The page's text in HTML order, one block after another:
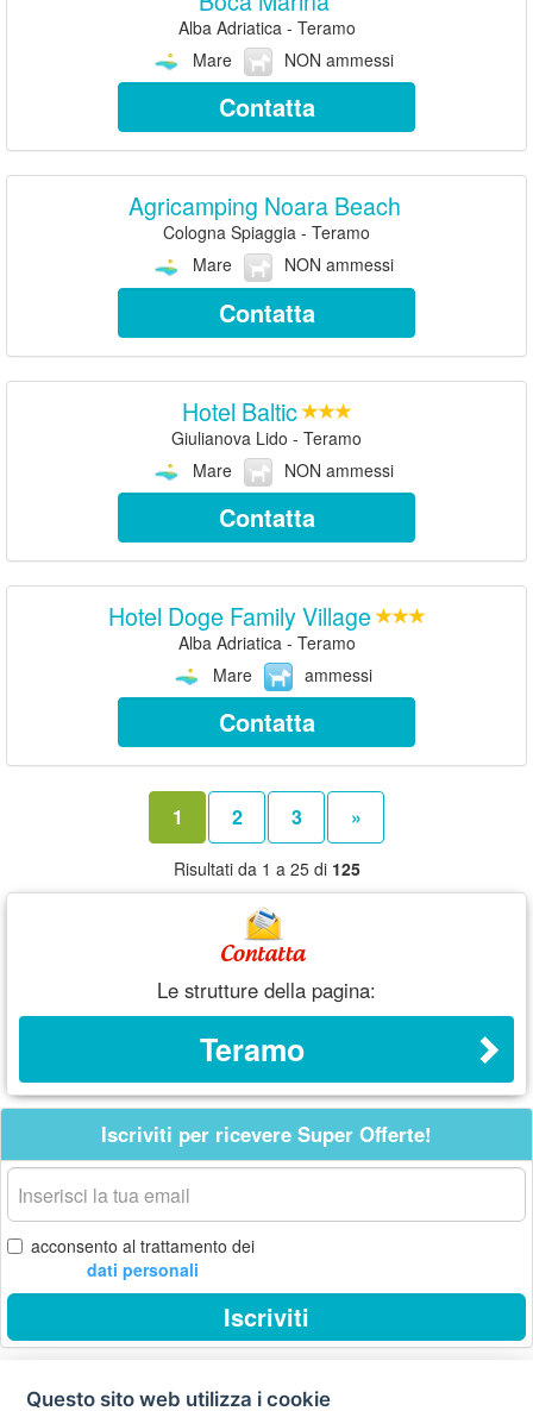
Alba Adriatica - Teramo
Mare
NON ammessi
Contatta
Agricamping Noara Beach
Cologna Spiaggia - Teramo
Mare
NON ammessi
Contatta
Hotel Baltic
Giulianova Lido - Teramo
Mare
NON ammessi
Contatta
Hotel Doge Family Village
Alba Adriatica - Teramo
Mare
ammessi
Contatta
1 2 3 »
Risultati da 1 a 25 di 125
Le strutture della pagina:
Teramo
Iscriviti per ricevere Super Offerte!
La
tua
email
acconsento al trattamento dei
dati personali
Iscriviti
Questo sito web utilizza i cookie